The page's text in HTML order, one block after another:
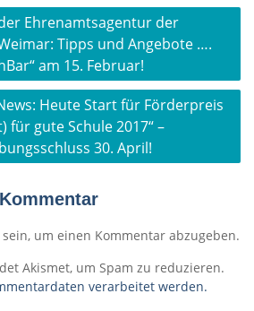
Ehrenamtsagentur der
Tipps und Angebote ….
am 15. Februar!
Heute Start für Förderpreis
für gute Schule 2017“ –
30. April!
sein, um einen Kommentar abzugeben.
Akismet, um Spam zu reduzieren.
verarbeitet werden.